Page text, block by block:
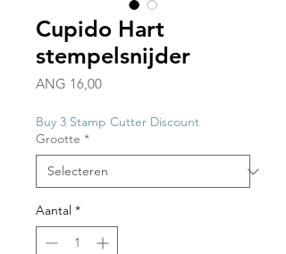
Cupido Hart
stempelsnijder
ANG 16,00Prijs
Buy 3 Stamp Cutter Discount
Grootte *
Aantal *